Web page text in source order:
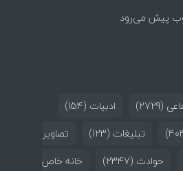
پیش می‌رود
(2729) ادبیات (154)
تبلیغات (123)
تصاویر
حوادث (2347) خانه خاص